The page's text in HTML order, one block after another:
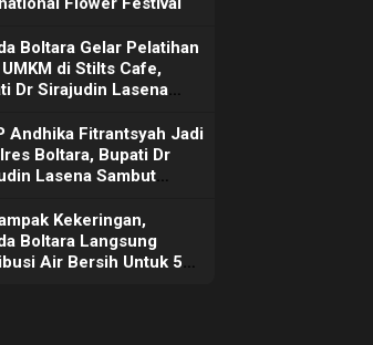
Boltara Gelar Pelatihan
UMKM di Stilts Cafe,
Dr Sirajudin Lasena
Ekonomi Daerah
Andhika Fitrantsyah Jadi
Boltara, Bupati Dr
Lasena Sambut
Kekeringan,
Boltara Langsung
Air Bersih Untuk 50